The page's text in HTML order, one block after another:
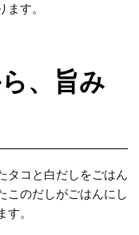
す。
、旨み
タコと白だしをごはん
このだしがごはんにし
。